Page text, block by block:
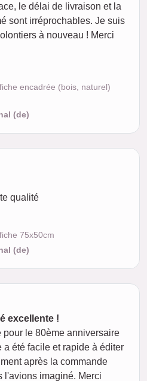
le délai de livraison et la
sont irréprochables. Je suis
à nouveau ! Merci
encadrée (bois, naturel)
(de)
qualité
75x50cm
(de)
excellente !
pour le 80ème anniversaire
été facile et rapide à éditer
après la commande
l'avions imaginé. Merci